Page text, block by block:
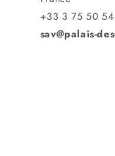
+33 3 75 50
sav@palais-